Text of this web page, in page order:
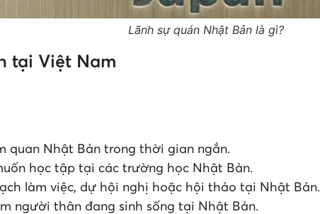
Lãnh sự quán Nhật Bản là gì?
tại Việt Nam
quan Nhật Bản trong thời gian ngắn.
học tập tại các trường học Nhật Bản.
làm việc, dự hội nghị hoặc hội thảo tại Nhật Bản.
người thân đang sinh sống tại Nhật Bản.